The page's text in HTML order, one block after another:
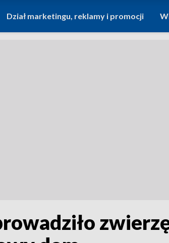
Dział marketingu, reklamy i promocji